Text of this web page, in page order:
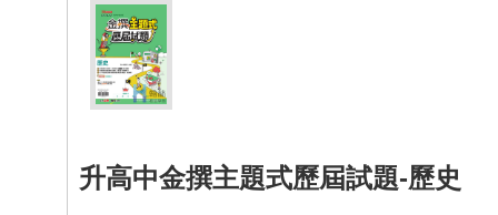
升高中金撰主題式歷屆試題-歷史